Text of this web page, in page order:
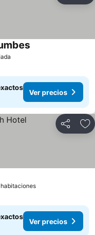
Ver precios
Compartir
Ver precios